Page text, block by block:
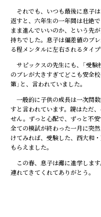
それでも、いつも最後に息子は
返すと、六年生の一年間は壮絶
まま進んでいいのか、という先
持ちでした。息子は偏差値のブ
る程メンタルに左右されるタイプ
サピックスの先生にも、「受
のブレが大きすぎてどこも安全
第」と、言われていました。
一般的に子供の成長は一次関
すと言われています。親はただ
せん。ずっと心配で、ずっと不
全ての模試が終わった一月に突
けてみれば、受験した、西大和
もらえました。
この春、息子は灘に進学しま
連れてきてくれてありがとう。